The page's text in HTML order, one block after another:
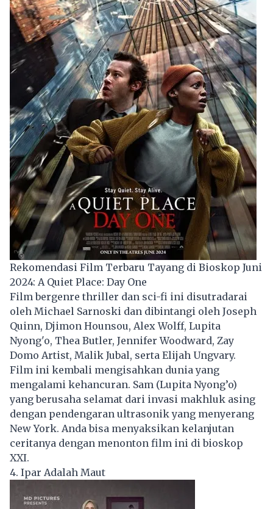
Rekomendasi Film Terbaru Tayang di Bioskop Juni
2024: A Quiet Place: Day One
Film bergenre thriller dan sci-fi ini disutradarai
oleh Michael Sarnoski dan dibintangi oleh Joseph
Quinn, Djimon Hounsou, Alex Wolff, Lupita
Nyong'o, Thea Butler, Jennifer Woodward, Zay
Domo Artist, Malik Jubal, serta Elijah Ungvary.
Film ini kembali mengisahkan dunia yang
mengalami kehancuran. Sam (Lupita Nyong’o)
yang berusaha selamat dari invasi makhluk asing
dengan pendengaran ultrasonik yang menyerang
New York. Anda bisa menyaksikan kelanjutan
ceritanya dengan menonton film ini di bioskop
XXI.
4. Ipar Adalah Maut